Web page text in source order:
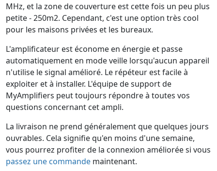
MHz, et la zone de couverture est cette fois un peu plus
petite - 250m2. Cependant, c'est une option très cool
pour les maisons privées et les bureaux.
L'amplificateur est économe en énergie et passe
automatiquement en mode veille lorsqu'aucun appareil
n'utilise le signal amélioré. Le répéteur est facile à
exploiter et à installer. L'équipe de support de
MyAmplifiers peut toujours répondre à toutes vos
questions concernant cet ampli.
La livraison ne prend généralement que quelques jours
ouvrables. Cela signifie qu'en moins d'une semaine,
vous pourrez profiter de la connexion améliorée si vous
passez une commande maintenant.